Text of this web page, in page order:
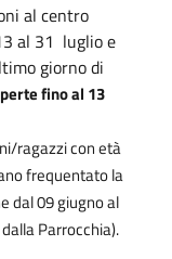
al centro
al 31 luglio e
giorno di
fino al 13
ragazzi con età
frequentato la
dal 09 giugno al
Parrocchia).